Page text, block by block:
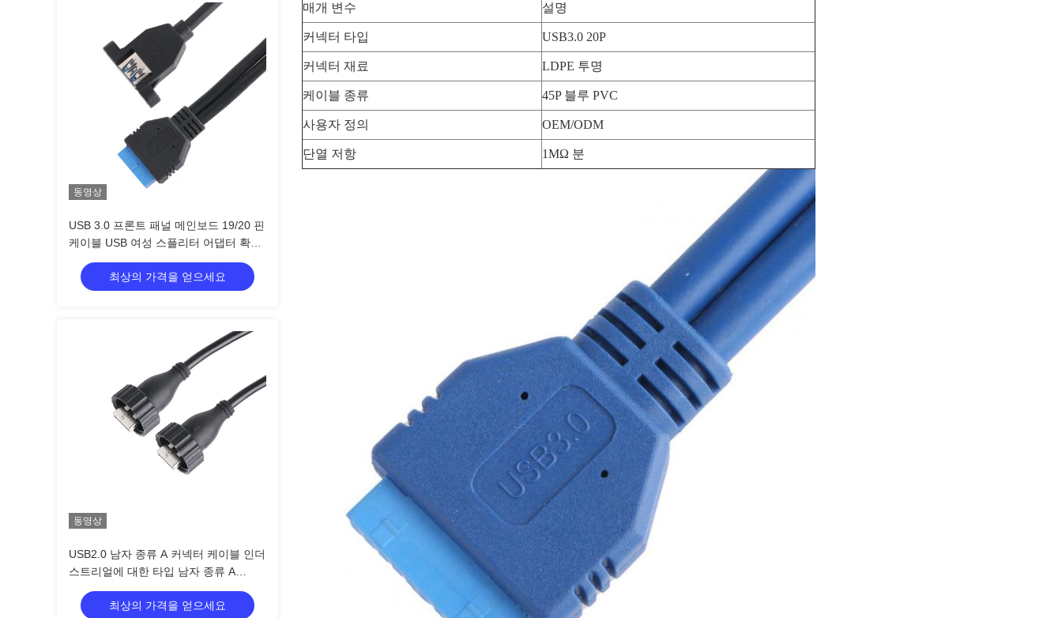
동영상
USB 3.0 프론트 패널 메인보드 19/20 핀
케이블 USB 여성 스플리터 어댑터 확장
커넥터
최상의 가격을 얻으세요
동영상
USB2.0 남자 종류 A 커넥터 케이블 인더
스트리얼에 대한 타입 남자 종류 A
USB2.0
최상의 가격을 얻으세요
매개 변수 설명
커넥터 타입 USB3.0 20P
커넥터 재료 LDPE 투명
케이블 종류 45P 블루 PVC
사용자 정의 OEM/ODM
단열 저항 1MΩ 분